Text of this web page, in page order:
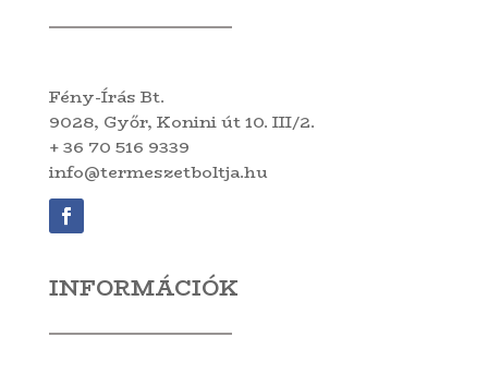
Fény-Írás Bt.
9028, Győr, Konini út 10. III/2.
+ 36 70 516 9339
info@termeszetboltja.hu
INFORMÁCIÓK